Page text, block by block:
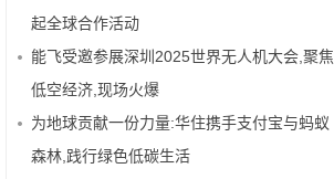
起全球合作活动
能飞受邀参展深圳2025世界无人机大会,聚焦
低空经济,现场火爆
为地球贡献一份力量:华住携手支付宝与蚂蚁
森林,践行绿色低碳生活